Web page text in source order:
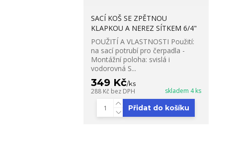
SACÍ KOŠ SE ZPĚTNOU
KLAPKOU A NEREZ SÍTKEM 6/4"
POUŽITÍ A VLASTNOSTI Použití:
na sací potrubí pro čerpadla -
Montážní poloha: svislá i
vodorovná S...
349 Kč/ks
288 Kč bez DPH skladem 4 ks
Přidat do košíku